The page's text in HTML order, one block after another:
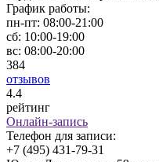
График работы:
пн-пт: 08:00-21:00
сб: 10:00-19:00
вс: 08:00-20:00
384
отзывов
4.4
рейтинг
Онлайн-запись
Телефон для записи:
+7 (495) 431-79-31